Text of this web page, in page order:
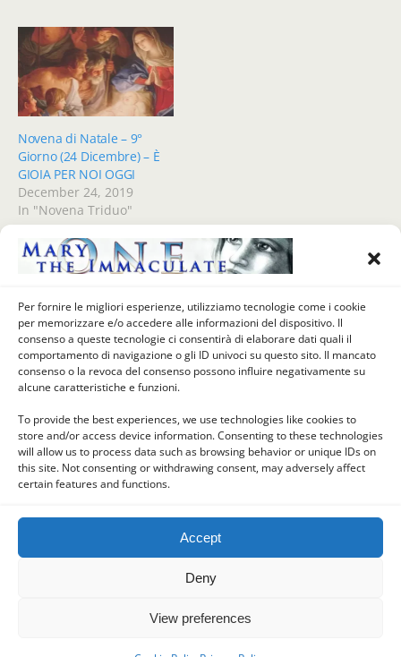
Per fornire le migliori esperienze, utilizziamo tecnologie come i cookie
per memorizzare e/o accedere alle informazioni del dispositivo. Il
consenso a queste tecnologie ci consentirà di elaborare dati quali il
comportamento di navigazione o gli ID univoci su questo sito. Il mancato
consenso o la revoca del consenso possono influire negativamente su
alcune caratteristiche e funzioni.
To provide the best experiences, we use technologies like cookies to
store and/or access device information. Consenting to these technologies
will allow us to process data such as browsing behavior or unique IDs on
this site. Not consenting or withdrawing consent, may adversely affect
certain features and functions.
Accept
Deny
View preferences
Novena di Natale – 9°
Giorno (24 Dicembre) – È
GIOIA PER NOI OGGI
December 24, 2019
In "Novena Triduo"
Previous Post
Novena Di Natale - 1°
Giorno (16 Dicembre) -
VIENI, BAMBINO GESU’
Next Post
Novena Di Natale - 3° Giorno
(18 Dicembre) - PREPARIAMO
LE VIE AL SIGNORE
Back to top
Mobile
Powered by